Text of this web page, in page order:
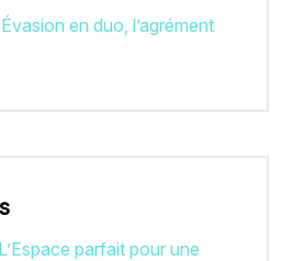
en duo, l’agrément
parfait pour une